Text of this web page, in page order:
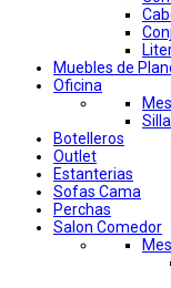
Muebles de
Oficina
Botelleros
Outlet
Estanterias
Sofas Cama
Perchas
Salon Comedor